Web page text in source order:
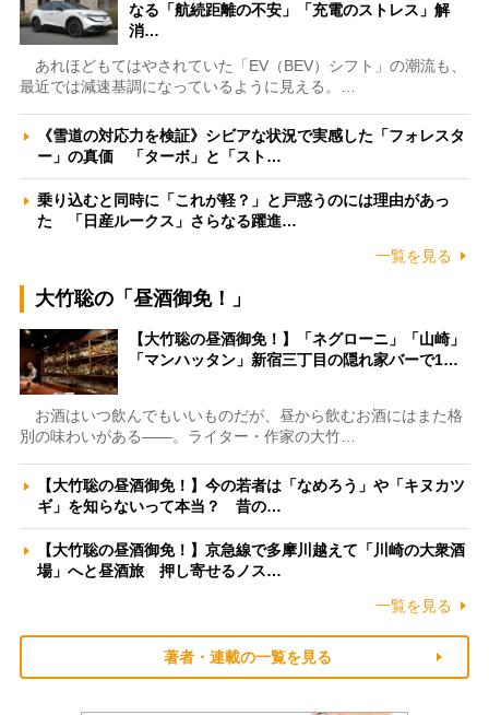
なる「航続距離の不安」「充電のストレス」解
消…
あれほどもてはやされていた「EV（BEV）シフト」の潮流も、
最近では減速基調になっているように見える。…
《雪道の対応力を検証》シビアな状況で実感した「フォレスタ
ー」の真価 「ターボ」と「スト…
乗り込むと同時に「これが軽？」と戸惑うのには理由があっ
た 「日産ルークス」さらなる躍進…
一覧を見る
大竹聡の「昼酒御免！」
【大竹聡の昼酒御免！】「ネグローニ」「山崎」
「マンハッタン」新宿三丁目の隠れ家バーで1…
お酒はいつ飲んでもいいものだが、昼から飲むお酒にはまた格
別の味わいがある――。ライター・作家の大竹…
【大竹聡の昼酒御免！】今の若者は「なめろう」や「キヌカツ
ギ」を知らないって本当？ 昔の…
【大竹聡の昼酒御免！】京急線で多摩川越えて「川崎の大衆酒
場」へと昼酒旅 押し寄せるノス…
一覧を見る
著者・連載の一覧を見る